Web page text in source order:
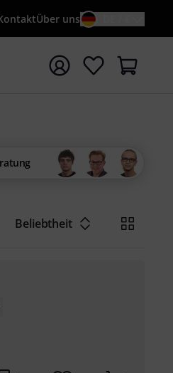
Über uns
starten
Beliebtheit